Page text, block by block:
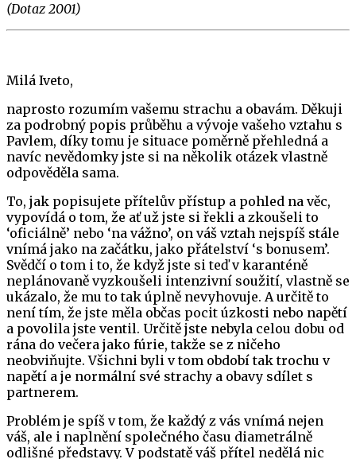
(Dotaz 2001)
Milá Iveto,
naprosto rozumím vašemu strachu a obavám. Děkuji
za podrobný popis průběhu a vývoje vašeho vztahu s
Pavlem, díky tomu je situace poměrně přehledná a
navíc nevědomky jste si na několik otázek vlastně
odpověděla sama.
To, jak popisujete přítelův přístup a pohled na věc,
vypovídá o tom, že ať už jste si řekli a zkoušeli to
‘oficiálně’ nebo ‘na vážno’, on váš vztah nejspíš stále
vnímá jako na začátku, jako přátelství ‘s bonusem’.
Svědčí o tom i to, že když jste si teď v karanténě
neplánovaně vyzkoušeli intenzivní soužití, vlastně se
ukázalo, že mu to tak úplně nevyhovuje. A určitě to
není tím, že jste měla občas pocit úzkosti nebo napětí
a povolila jste ventil. Určitě jste nebyla celou dobu od
rána do večera jako fúrie, takže se z ničeho
neobviňujte. Všichni byli v tom období tak trochu v
napětí a je normální své strachy a obavy sdílet s
partnerem.
Problém je spíš v tom, že každý z vás vnímá nejen
váš, ale i naplnění společného času diametrálně
odlišné představy. V podstatě váš přítel nedělá nic